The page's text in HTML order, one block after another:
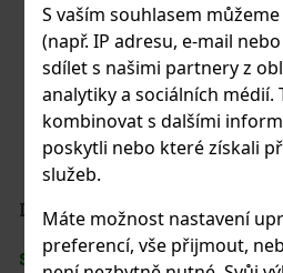
S vaším souhlasem
(např. IP adresu, e-mail
sdílet s našimi partnery z
analytiky a sociálních
kombinovat s dalšími
poskytli nebo které získali
služeb.
Máte možnost nastavení
preferencí, vše přijmout,
La Diva Clarea Sangria
SKLADEM (> 5 ks)